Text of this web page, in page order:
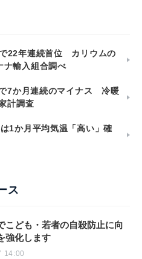
22年連続首位 カリウムの
輸入組合調べ
7か月連続のマイナス 冷暖
計調査
1か月平均気温「高い」確
ス
こども・若者の自殺防止に向
強化します
14:00